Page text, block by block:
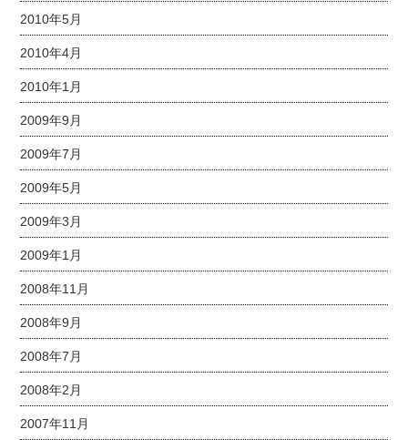
2010年5月
2010年4月
2010年1月
2009年9月
2009年7月
2009年5月
2009年3月
2009年1月
2008年11月
2008年9月
2008年7月
2008年2月
2007年11月